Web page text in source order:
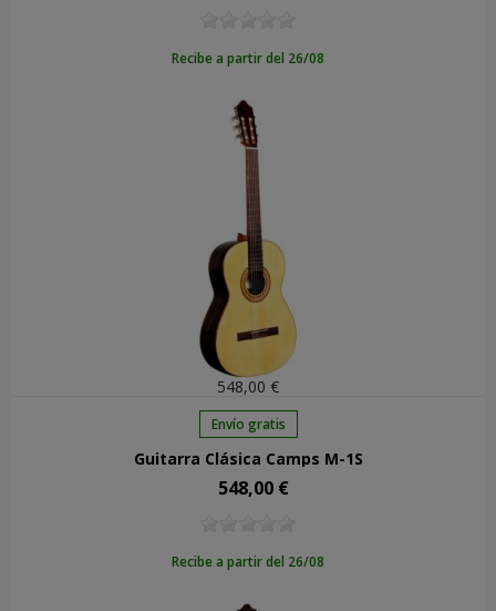
Recibe a partir del 26/08
548,00 €
Envío gratis
Guitarra Clásica Camps M-1S
Precio
548,00 €
Recibe a partir del 26/08